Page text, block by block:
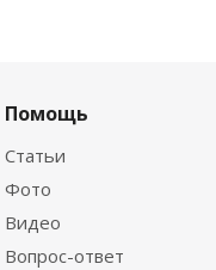
Помощь
Статьи
Фото
Видео
Вопрос-ответ